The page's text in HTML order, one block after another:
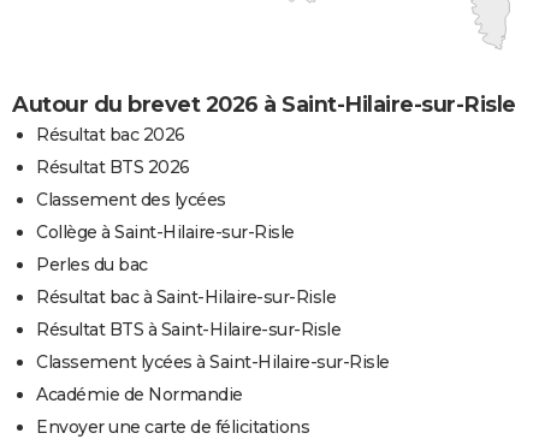
Autour du brevet 2026 à Saint-Hilaire-sur-Risle
Résultat bac 2026
Résultat BTS 2026
Classement des lycées
Collège à Saint-Hilaire-sur-Risle
Perles du bac
Résultat bac à Saint-Hilaire-sur-Risle
Résultat BTS à Saint-Hilaire-sur-Risle
Classement lycées à Saint-Hilaire-sur-Risle
Académie de Normandie
Envoyer une carte de félicitations